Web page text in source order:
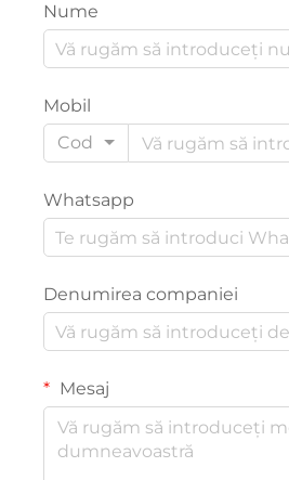
Nume
Mobil
Cod
Whatsapp
Denumirea companiei
Mesaj